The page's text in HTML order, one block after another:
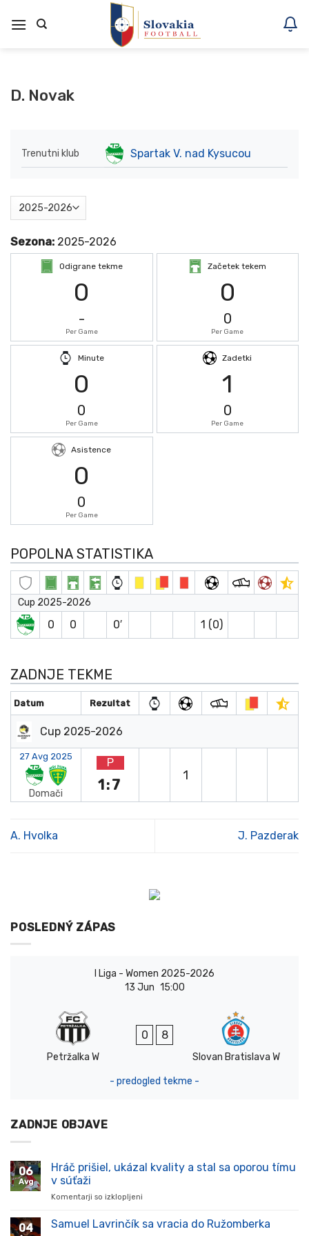
na
D. Novak
Trenutni klub Spartak V. nad Kysucou
Sezona: 2025-2026
Odigrane tekme
0
-
Per Game
Začetek tekem
0
0
Per Game
Minute
0
0
Per Game
Zadetki
1
0
Per Game
Asistence
0
0
Per Game
POPOLNA STATISTIKA
Cup 2025-2026
0 0 0′ 1 (0)
ZADNJE TEKME
Datum Rezultat
Cup 2025-2026
27 Avg 2025
Domači
P
1:7
1
A. Hvolka J. Pazderak
POSLEDNÝ ZÁPAS
I Liga - Women 2025-2026
13 Jun 15:00
Petržalka W
0 8
Slovan Bratislava W
- predogled tekme -
ZADNJE OBJAVE
06
Avg
Hráč prišiel, ukázal kvality a stal sa oporou tímu
v súťaži
Komentarji so izklopljeni
prišiel,
04 Samuel Lavrinčík sa vracia do Ružomberka